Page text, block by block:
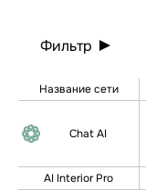
Фильтр
Название сети
Chat AI
AI Interior Pro